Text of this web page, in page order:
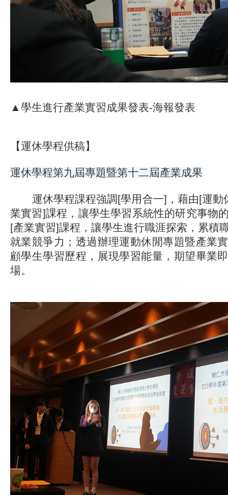
▲學生進行產業實習成果發表-海報發表
【運休學程供稿】
運休學程第九屆專題暨第十二屆產業成果
運休學程課程強調[學用合一]，藉由[運動
業實習]課程，讓學生學習系統性的研究事物
[產業實習]課程，讓學生進行職涯探索，累積
就業競爭力；透過辦理運動休閒專題暨產業
顧學生學習歷程，展現學習能量，期望畢業
場。